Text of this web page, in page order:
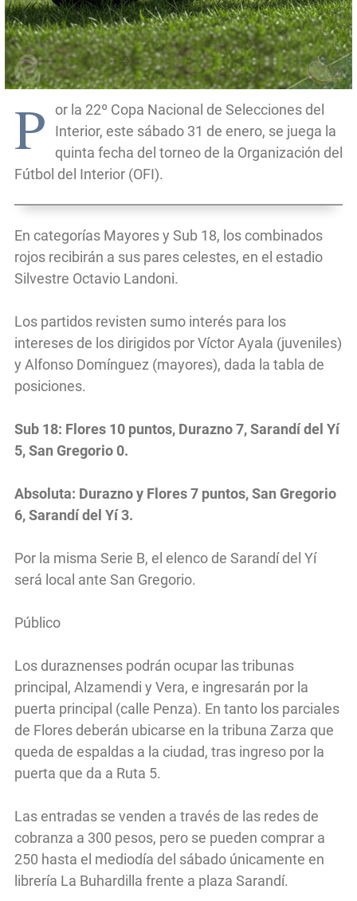
P
or la 22º Copa Nacional de Selecciones del
Interior, este sábado 31 de enero, se juega la
quinta fecha del torneo de la Organización del
Fútbol del Interior (OFI).
En categorías Mayores y Sub 18, los combinados
rojos recibirán a sus pares celestes, en el estadio
Silvestre Octavio Landoni.
Los partidos revisten sumo interés para los
intereses de los dirigidos por Víctor Ayala (juveniles)
y Alfonso Domínguez (mayores), dada la tabla de
posiciones.
Sub 18: Flores 10 puntos, Durazno 7, Sarandí del Yí
5, San Gregorio 0.
Absoluta: Durazno y Flores 7 puntos, San Gregorio
6, Sarandí del Yí 3.
Por la misma Serie B, el elenco de Sarandí del Yí
será local ante San Gregorio.
Público
Los duraznenses podrán ocupar las tribunas
principal, Alzamendi y Vera, e ingresarán por la
puerta principal (calle Penza). En tanto los parciales
de Flores deberán ubicarse en la tribuna Zarza que
queda de espaldas a la ciudad, tras ingreso por la
puerta que da a Ruta 5.
Las entradas se venden a través de las redes de
cobranza a 300 pesos, pero se pueden comprar a
250 hasta el mediodía del sábado únicamente en
librería La Buhardilla frente a plaza Sarandí.